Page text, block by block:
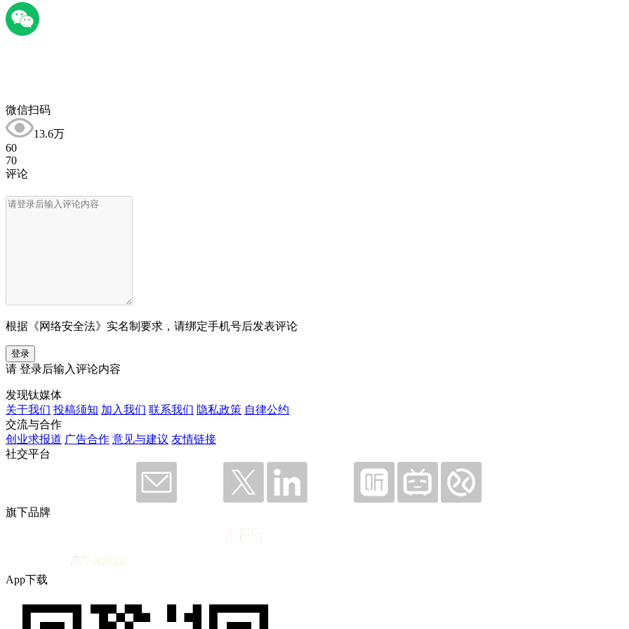
微信扫码
13.6万
60
70
评论
根据《网络安全法》实名制要求，请绑定手机号后发表评论
登录
请 登录后输入评论内容
发现钛媒体
关于我们 投稿须知 加入我们 联系我们 隐私政策 自律公约
交流与合作
创业求报道 广告合作 意见与建议 友情链接
社交平台
旗下品牌
App下载